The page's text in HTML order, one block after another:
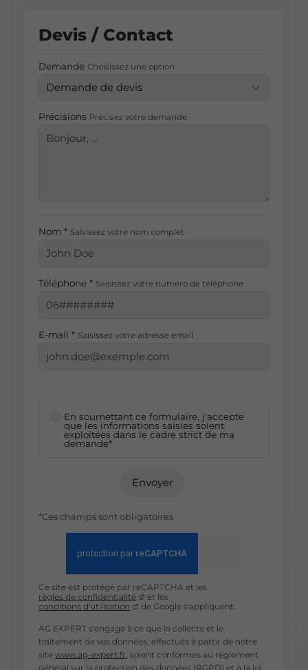
Devis / Contact
DemandeChoisissez une option
Précisions Précisez votre demande
Nom * Saisissez votre nom complet
Téléphone * Saisissez votre numéro de téléphone
E-mail * Saisissez votre adresse email
En soumettant ce formulaire, j'accepte
que les informations saisies soient
exploitées dans le cadre strict de ma
demande*
Envoyer
*Ces champs sont obligatoires
Ce site est protégé par reCAPTCHA et les
règles de confidentialité
et les
conditions d'utilisation
de Google s'appliquent.
AG EXPERT s'engage à ce que la collecte et le
traitement de vos données, effectués à partir de notre
sitewww.ag-expert.fr , soient conformes au règlement
général sur la protection des données (RGPD) et à la loi